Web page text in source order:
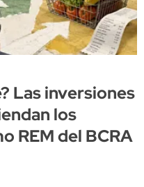
Las inversiones
los
REM del BCRA